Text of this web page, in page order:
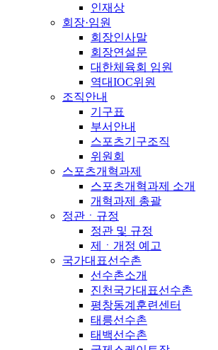
인재상
회장·임원
회장인사말
회장연설문
대한체육회 임원
역대IOC위원
조직안내
기구표
부서안내
스포츠기구조직
위원회
스포츠개혁과제
스포츠개혁과제 소개
개혁과제 총괄
정관ㆍ규정
정관 및 규정
제ㆍ개정 예고
국가대표선수촌
선수촌소개
진천국가대표선수촌
평창동계훈련센터
태릉선수촌
태백선수촌